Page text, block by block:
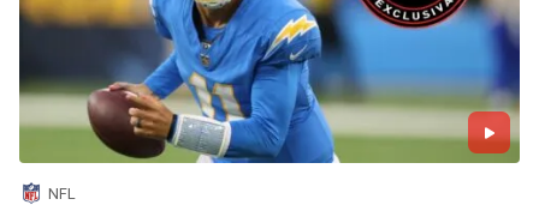
NFL